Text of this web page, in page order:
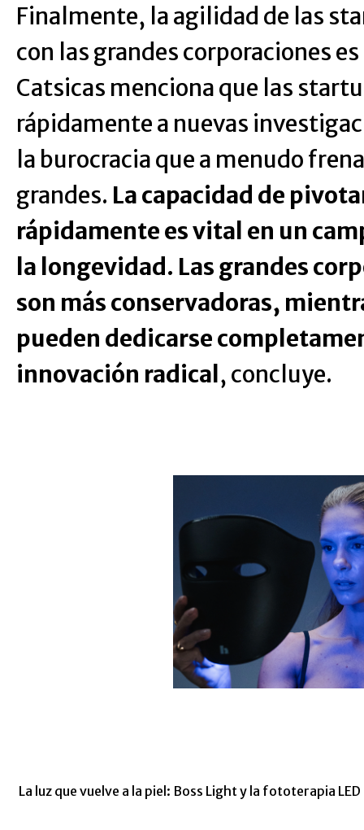
Finalmente, la agilidad de las
con las grandes corporaciones
Catsicas menciona que las
rápidamente a nuevas
la burocracia que a menudo
grandes. La capacidad de
rápidamente es vital en un
la longevidad. Las grandes
son más conservadoras,
pueden dedicarse
innovación radical , concluye.
La luz que vuelve a la piel: Boss Light y la fototerapia